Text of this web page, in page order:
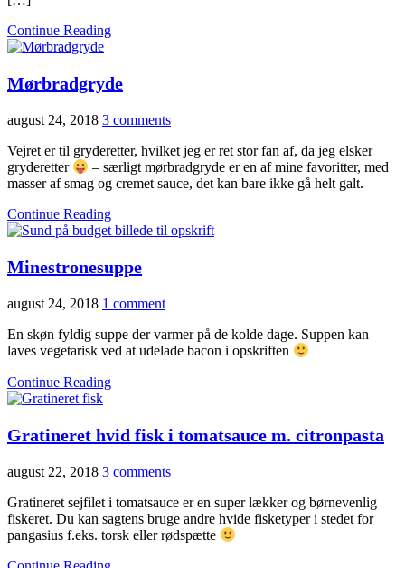
Continue Reading
Mørbradgryde
august 24, 2018 3 comments
Vejret er til gryderetter, hvilket jeg er ret stor fan af, da jeg elsker
gryderetter
– særligt mørbradgryde er en af mine favoritter, med
masser af smag og cremet sauce, det kan bare ikke gå helt galt.
Continue Reading
Minestronesuppe
august 24, 2018 1 comment
En skøn fyldig suppe der varmer på de kolde dage. Suppen kan
laves vegetarisk ved at udelade bacon i opskriften
Continue Reading
Gratineret hvid fisk i tomatsauce m. citronpasta
august 22, 2018 3 comments
Gratineret sejfilet i tomatsauce er en super lækker og børnevenlig
fiskeret. Du kan sagtens bruge andre hvide fisketyper i stedet for
pangasius f.eks. torsk eller rødspætte